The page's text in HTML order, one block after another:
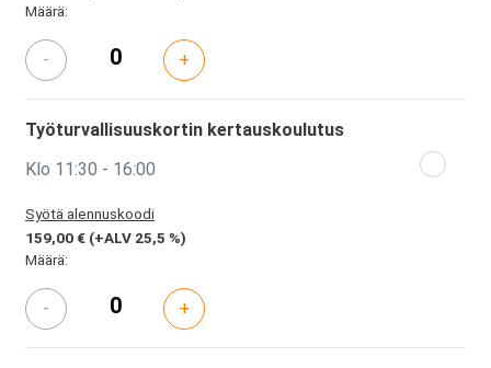
Määrä:
- +
Työturvallisuuskortin kertauskoulutus
Klo 11:30 - 16:00
Syötä alennuskoodi
159,00 € (+ALV 25,5 %)
Määrä:
- +